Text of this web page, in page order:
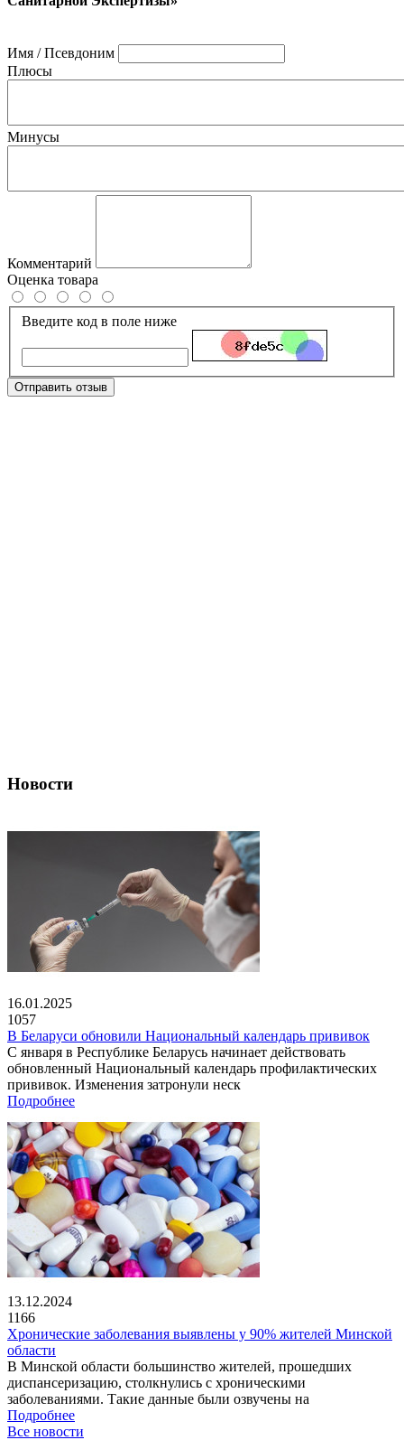
Имя / Псевдоним
Плюсы
Минусы
Комментарий
Оценка товара
Введите код в поле ниже
Отправить отзыв
Новости
16.01.2025
1057
В Беларуси обновили Национальный календарь прививок
С января в Республике Беларусь начинает действовать
обновленный Национальный календарь профилактических
прививок. Изменения затронули неск
Подробнее
13.12.2024
1166
Хронические заболевания выявлены у 90% жителей Минской
области
В Минской области большинство жителей, прошедших
диспансеризацию, столкнулись с хроническими
заболеваниями. Такие данные были озвучены на
Подробнее
Все новости